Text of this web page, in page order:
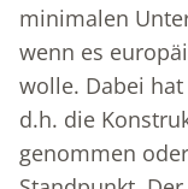
minimalen
wenn es
wolle. Dabei
d.h. die
genommen